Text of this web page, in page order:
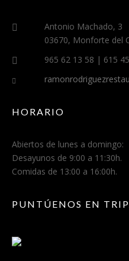
Antonio Machado, 3
03670, Monforte del
965 62 13 58 | 615
HORARIO
Abiertos de lunes a domingo:
Desayunos de 9:00 a 11:30h.
Comidas de 13:00 a 16:00h.
PUNTÚENOS EN